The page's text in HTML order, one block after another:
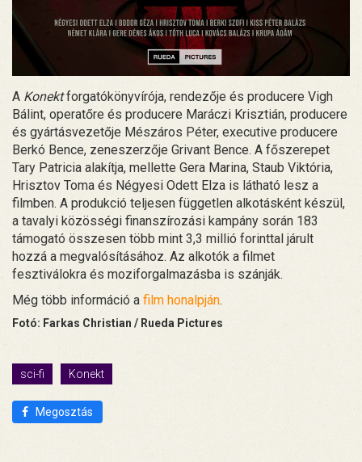
A Konektforgatókönyvírója, rendezője és producere Vigh
Bálint, operatőre és producere Maráczi Krisztián, producere
és gyártásvezetője Mészáros Péter, executive producere
Berkó Bence, zeneszerzője Grivant Bence. A főszerepet
Tary Patricia alakítja, mellette Gera Marina, Staub Viktória,
Hrisztov Toma és Négyesi Odett Elza is látható lesz a
filmben. A produkció teljesen független alkotásként készül,
a tavalyi közösségi finanszírozási kampány során 183
támogató összesen több mint 3,3 millió forinttal járult
hozzá a megvalósításához. Az alkotók a filmet
fesztiválokra és moziforgalmazásba is szánják.
Még több információ a film honalpján.
Fotó: Farkas Christian / Rueda Pictures
sci-fi Konekt
Megosztás